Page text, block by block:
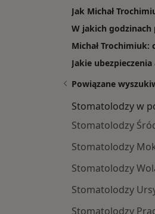
Jak Michał
W jakich godzinach
Michał Trochimiuk:
Jakie
Powiązane
Stomatolodzy w
Stomatolodzy
Stomatolodzy
Stomatolodzy
Stomatolodzy
Stomatolodzy